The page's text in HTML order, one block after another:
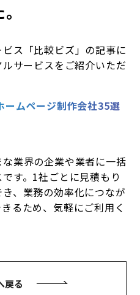
ス「比較ビズ」の記事に
サービスをご紹介いただ
ムページ制作会社35選
な業界の企業や業者に一括
す。1社ごとに見積もり
、業務の効率化につなが
るため、気軽にご利用く
戻る